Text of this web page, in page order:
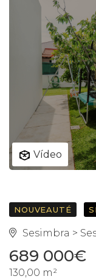
Vídeo
NOUVEAUTÉ
Sesimbra >
689 000€
130,00 m²